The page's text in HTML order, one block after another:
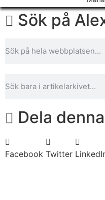
Sök på
Dela
Facebook Twitter